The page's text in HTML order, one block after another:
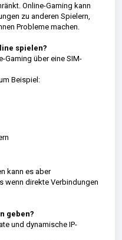
Online-Gaming kann
zu anderen Spielern,
Probleme machen.
spielen?
Gaming über eine SIM-
Beispiel:
kann es aber
wenn direkte Verbindungen
geben?
und dynamische IP-